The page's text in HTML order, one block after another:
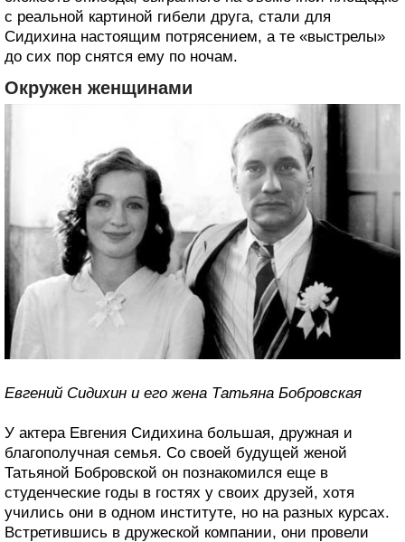
с реальной картиной гибели друга, стали для
Сидихина настоящим потрясением, а те «выстрелы»
до сих пор снятся ему по ночам.
Окружен женщинами
Евгений Сидихин и его жена Татьяна Бобровская
У актера Евгения Сидихина большая, дружная и
благополучная семья. Со своей будущей женой
Татьяной Бобровской он познакомился еще в
студенческие годы в гостях у своих друзей, хотя
учились они в одном институте, но на разных курсах.
Встретившись в дружеской компании, они провели